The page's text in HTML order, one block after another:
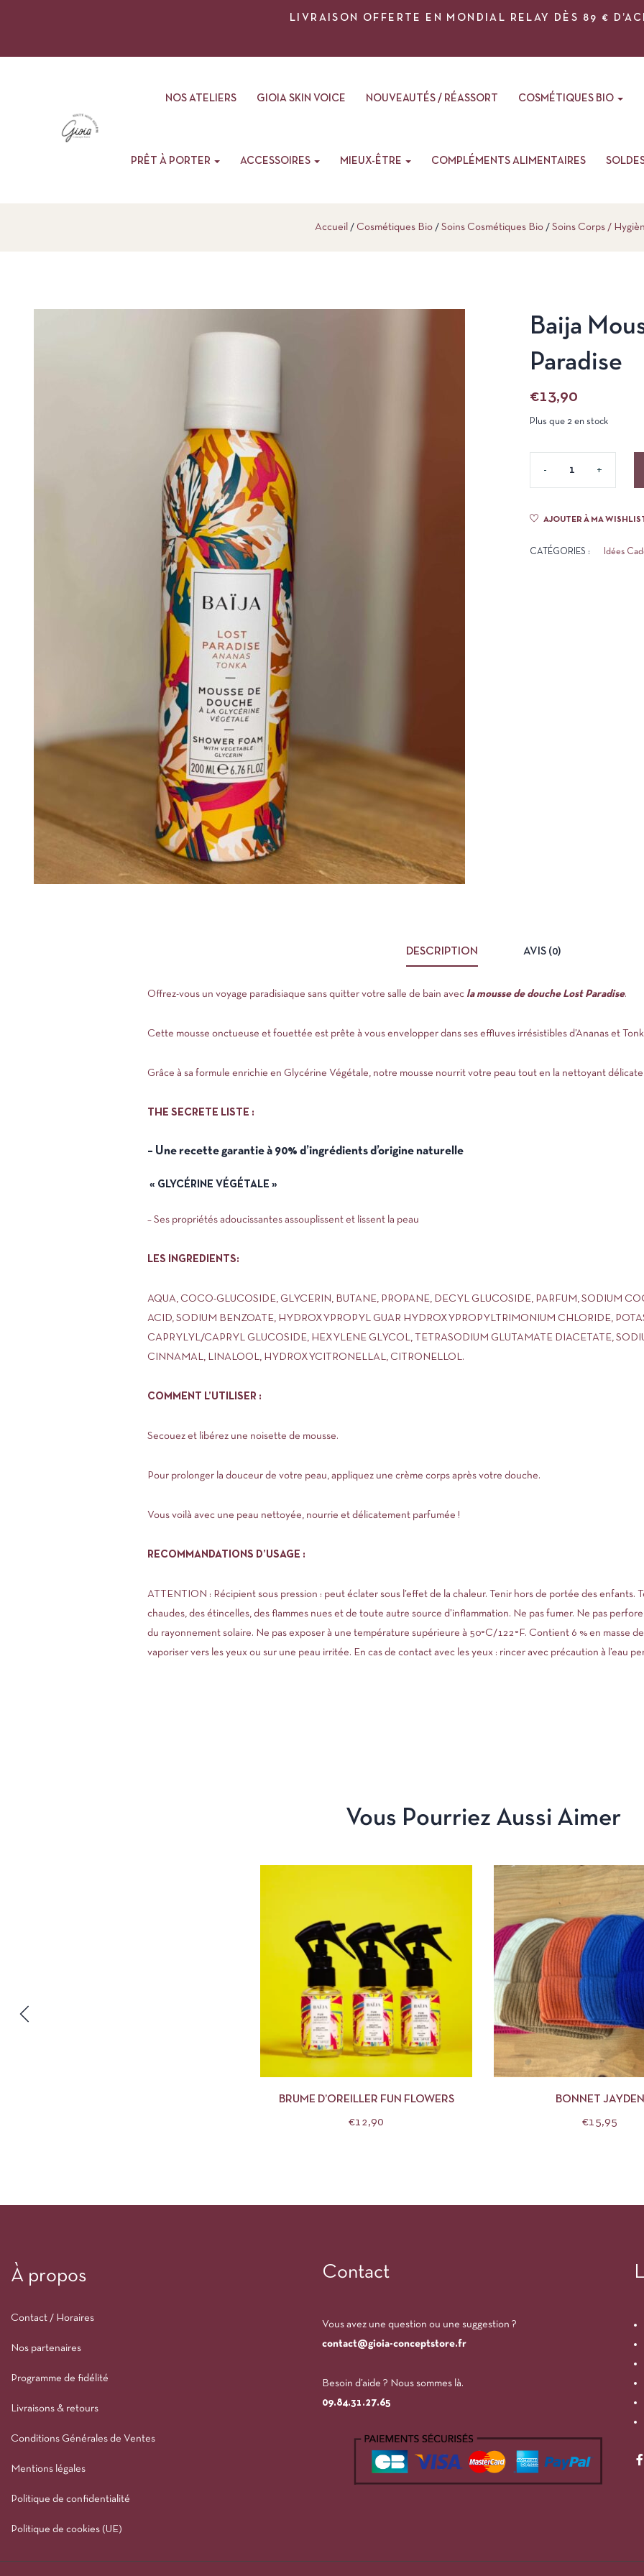
LIVRAISON OFFERTE EN MONDIAL RELAY DÈS 89 €
NOS ATELIERS GIOIA SKIN VOICE NOUVEAUTÉS / RÉASSORT COSMÉTIQUES BIO
PRÊT À PORTER ACCESSOIRES MIEUX-ÊTRE COMPLÉMENTS ALIMENTAIRES
Accueil Cosmétiques Bio Soins Cosmétiques Bio Soins Corps /
Baija
Paradise
€13,90
Plus que 2 en stock
AJOUTER À MA
CATÉGORIES : Idées
DESCRIPTION AVIS (0)
Offrez-vous un voyage paradisiaque sans quitter votre salle de bain avec la mousse de douche Lost Paradise.
Cette mousse onctueuse et fouettée est prête à vous envelopper dans ses effluves irrésistibles d’Ananas et
Grâce à sa formule enrichie en Glycérine Végétale, notre mousse nourrit votre peau tout en la nettoyant
THE SECRETE LISTE :
– Une recette garantie à 90% d’ingrédients d’origine naturelle
« GLYCÉRINE VÉGÉTALE »
– Ses propriétés adoucissantes assouplissent et lissent la peau
LES INGREDIENTS:
AQUA, COCO-GLUCOSIDE, GLYCERIN, BUTANE, PROPANE, DECYL GLUCOSIDE, PARFUM, SODIUM
ACID, SODIUM BENZOATE, HYDROXYPROPYL GUAR HYDROXYPROPYLTRIMONIUM CHLORIDE,
CAPRYLYL/CAPRYL GLUCOSIDE, HEXYLENE GLYCOL, TETRASODIUM GLUTAMATE DIACETATE,
CINNAMAL, LINALOOL, HYDROXYCITRONELLAL, CITRONELLOL.
COMMENT L’UTILISER :
Secouez et libérez une noisette de mousse.
Pour prolonger la douceur de votre peau, appliquez une crème corps après votre douche.
Vous voilà avec une peau nettoyée, nourrie et délicatement parfumée !
RECOMMANDATIONS D’USAGE :
ATTENTION : Récipient sous pression : peut éclater sous l’effet de la chaleur. Tenir hors de portée des enfants.
chaudes, des étincelles, des flammes nues et de toute autre source d’inflammation. Ne pas fumer. Ne pas
du rayonnement solaire. Ne pas exposer à une température supérieure à 50°C/122°F. Contient 6 % en masse
vaporiser vers les yeux ou sur une peau irritée. En cas de contact avec les yeux : rincer avec précaution à l’eau
Vous Pourriez Aussi Aimer
BRUME D’OREILLER FUN FLOWERS
€12,90
APERÇU CHOIX
BONNET JAYDEN
€15,95
À propos
Contact / Horaires
Nos partenaires
Programme de fidélité
Livraisons & retours
Conditions Générales de Ventes
Mentions légales
Politique de confidentialité
Politique de cookies (UE)
Contact
Vous avez une question ou une suggestion ?
contact@gioia-conceptstore.fr
Besoin d’aide ? Nous sommes là.
09.84.31.27.65